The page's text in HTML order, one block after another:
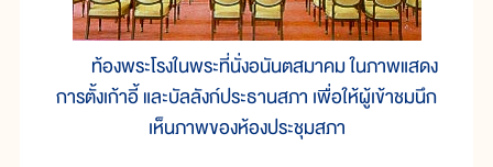
ท้องพระโรงในพระที่นั่งอนันตสมาคม ในภาพแสดง
การตั้งเก้าอี้ และบัลลังก์ประธานสภา เพื่อให้ผู้เข้าชมนึก
เห็นภาพของห้องประชุมสภา